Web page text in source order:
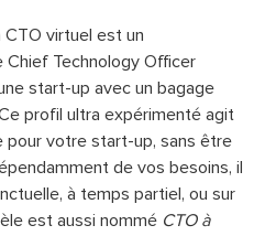
CTO virtuel est un
Chief Technology Officer
start-up avec un bagage
profil ultra expérimenté agit
pour votre start-up, sans être
de vos besoins, il
à temps partiel, ou sur
est aussi nommé CTO à